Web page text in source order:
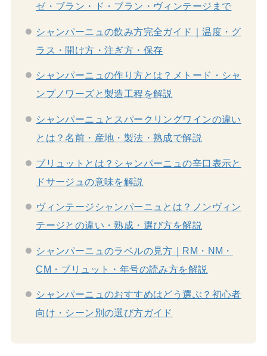
ゼ・ブラン・ド・ブラン・ヴィンテージまで
シャンパーニュの飲み方完全ガイド｜温度・グ
ラス・開け方・注ぎ方・保存
シャンパーニュの作り方とは？メトード・シャ
ンプノワーズと製造工程を解説
シャンパーニュとスパークリングワインの違い
とは？名前・産地・製法・熟成で解説
ブリュットとは？シャンパーニュの辛口表示と
ドサージュの意味を解説
ヴィンテージシャンパーニュとは？ノンヴィン
テージとの違い・熟成・選び方を解説
シャンパーニュのラベルの見方｜RM・NM・
CM・ブリュット・年号の読み方を解説
シャンパーニュのおすすめはどう選ぶ？初心者
向け・シーン別の選び方ガイド